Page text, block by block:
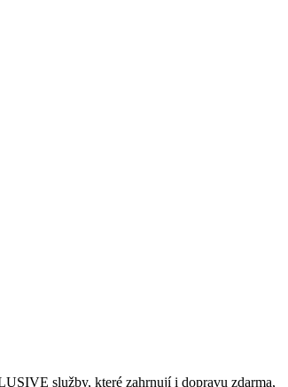
služby, které zahrnují i dopravu zdarma,